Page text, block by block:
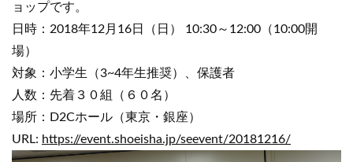
ョップです。
日時：2018年12月16日（日） 10:30～12:00（10:00開
場）
対象：小学生（3~4年生推奨）、保護者
人数：先着３０組（６０名）
場所：D2Cホール（東京・銀座）
URL: https://event.shoeisha.jp/seevent/20181216/